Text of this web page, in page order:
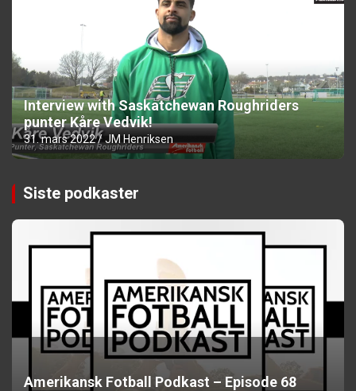
Interview with Saskatchewan Roughriders
punter Kåre Vedvik!
31. mars 2022 JM Henriksen
Siste podkaster
Amerikansk Fotball Podkast – Episode 68